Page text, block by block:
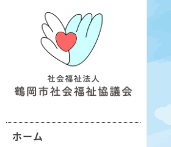
ホーム
社協について
織図・沿革
1学区
3学区
域の福祉活動支援
ランティア活動支援
齢者や障害のある方への支援
業所情報
種様式
ラセンだより